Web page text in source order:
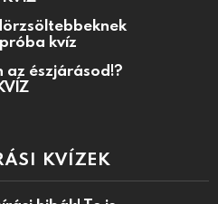
kvíz
az észjárásod!?
KVÍZEK